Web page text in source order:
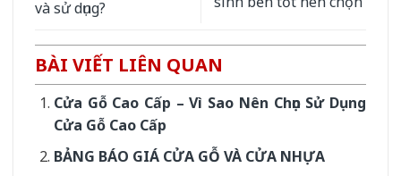
và sử dụng?
BÀI VIẾT LIÊN QUAN
Cửa Gỗ Cao Cấp – Vì Sao Nên Chọn Sử Dụng
Cửa Gỗ Cao Cấp
BẢNG BÁO GIÁ CỬA GỖ VÀ CỬA NHỰA